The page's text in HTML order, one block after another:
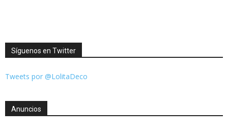
Síguenos en Twitter
Tweets por @LolitaDeco
Anuncios